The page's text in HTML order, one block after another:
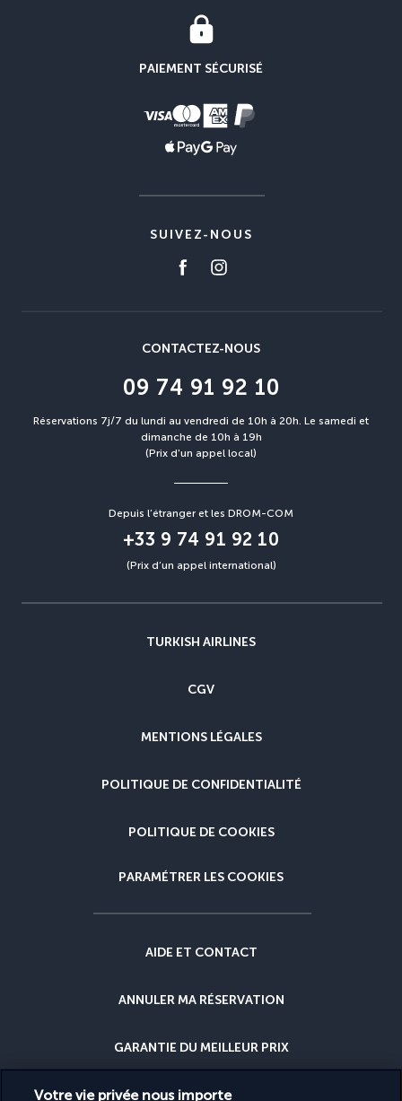
PAIEMENT SÉCURISÉ
SUIVEZ-NOUS
CONTACTEZ-NOUS
09 74 91 92 10
Réservations 7j/7 du lundi au vendredi de 10h à 20h. Le samedi et
dimanche de 10h à 19h
(Prix d'un appel local)
Depuis l’étranger et les DROM-COM
+33 9 74 91 92 10
(Prix d’un appel international)
TURKISH AIRLINES
CGV
MENTIONS LÉGALES
POLITIQUE DE CONFIDENTIALITÉ
POLITIQUE DE COOKIES
PARAMÉTRER LES COOKIES
AIDE ET CONTACT
ANNULER MA RÉSERVATION
GARANTIE DU MEILLEUR PRIX
GARANTIE ANNULATION
Votre vie privée nous importe